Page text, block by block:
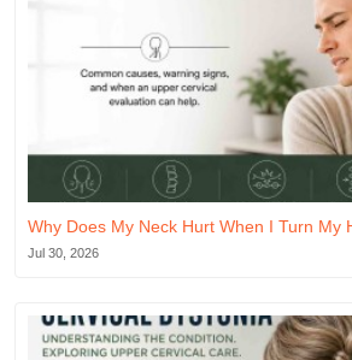
Why Does My Neck Hurt When I Turn My
Jul 30, 2026